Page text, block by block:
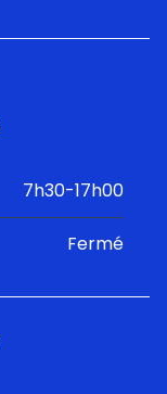
7h30-17h00
Fermé